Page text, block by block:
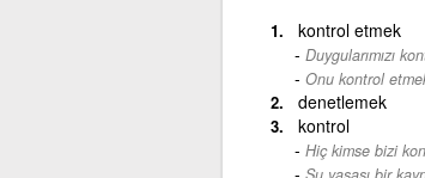
kontrol etmek
Duygularımızı
Onu kontrol
denetlemek
kontrol
Hiç kimse bizi